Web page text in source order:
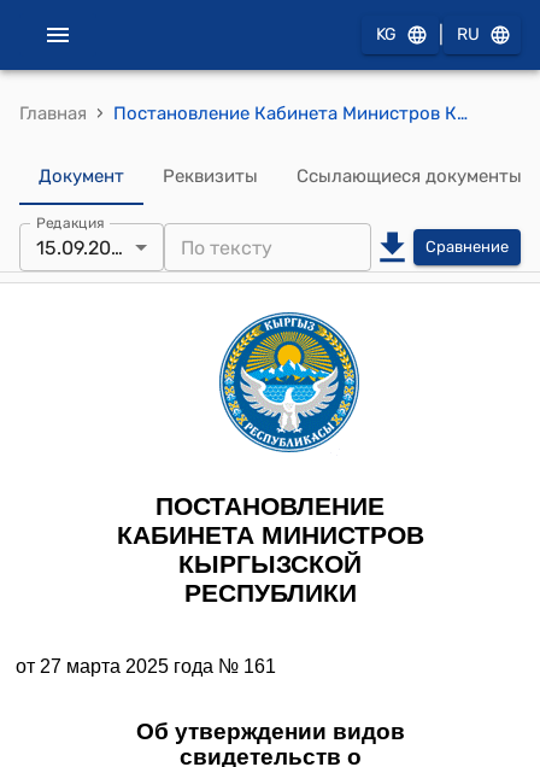
KG RU
Главная › Постановление Кабинета Министров КР от 27 марта 2025 года № 161 "Об утверждении видов свидетельств о государственной регистрации актов гражданского состояния"
Документ Реквизиты Ссылающиеся документы
Редакция
15.09.2025 Сравнение